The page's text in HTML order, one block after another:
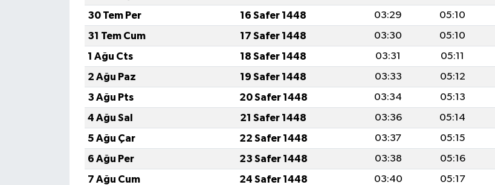
30 Tem Per
16 Safer 1448 03:29 05:10
31 Tem Cum
17 Safer 1448 03:30 05:10
1 Ağu Cts
18 Safer 1448 03:31 05:11
2 Ağu Paz
19 Safer 1448 03:33 05:12
3 Ağu Pts
20 Safer 1448 03:34 05:13
4 Ağu Sal
21 Safer 1448 03:36 05:14
5 Ağu Çar
22 Safer 1448 03:37 05:15
6 Ağu Per
23 Safer 1448 03:38 05:16
7 Ağu Cum
24 Safer 1448 03:40 05:17